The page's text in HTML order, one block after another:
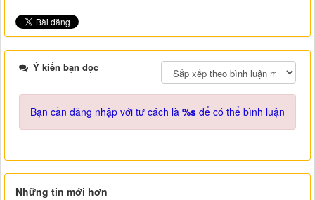
Ý kiến bạn đọc
Bạn cần đăng nhập với tư cách là %s để có thể bình luận
Những tin mới hơn